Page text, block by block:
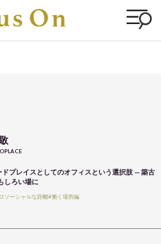
ドプレイスとしてのオフィスという選択肢 — 築古
しろい場に
ソーシャルな距離#働く場所編